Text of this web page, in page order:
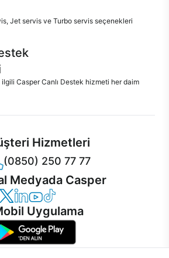
Jet servis ve Turbo servis seçenekleri
Casper Canlı Destek hizmeti her daim
Hizmetleri
(0850) 250 77 77
Medyada Casper
Facebook
Instagram
Twitter
Casper LinkedIn
Casper YouTube
Casper TikTok
Uygulama